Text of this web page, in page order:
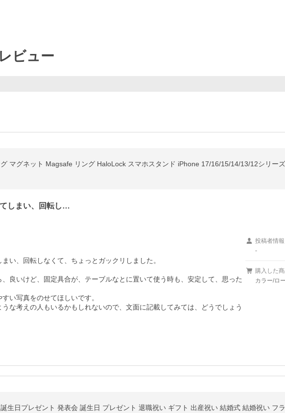
ビュー
マグネット Magsafe リング HaloLock スマホスタンド iPhone 17/16/15/14/13/12シリー
しまい、回転し…
い、回転しなくて、ちょっとガックリしました。
良いけど、固定具合が、テーブルなとに置いて使う時も、安定して、思った
い写真をのせてほしいです。
な考えの人もいるかもしれないので、文面に記載してみては、どうでしょう
投稿者情報
-
購入した
カラー/ロ
生日プレゼント 発表会 誕生日 プレゼント 退職祝い ギフト 出産祝い 結婚式 結婚祝い フ